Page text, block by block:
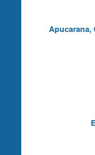
Apucarana,